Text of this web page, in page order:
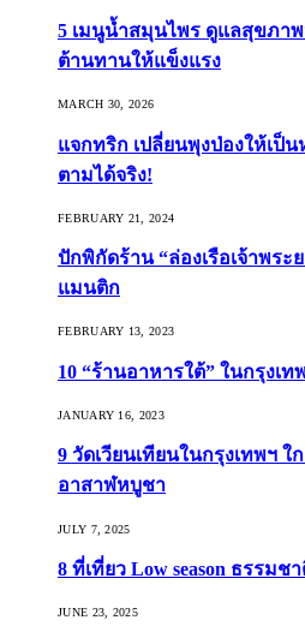
5 เมนูน้ำสมุนไพร ดูแลสุขภา
ต้านทานให้แข็งแรง
MARCH 30, 2026
แจกทริก เปลี่ยนพุงป่องให้เป็
ตามได้จริง!
FEBRUARY 21, 2024
ปักพิกัดร้าน “ล่องเรือเจ้าพร
แมนติก
FEBRUARY 13, 2023
10 “ร้านอาหารใต้” ในกรุงเ
JANUARY 16, 2023
9 วัดเวียนเทียนในกรุงเทพฯ
อาสาฬหบูชา
JULY 7, 2025
8 ที่เที่ยว Low season ธรรม
JUNE 23, 2025